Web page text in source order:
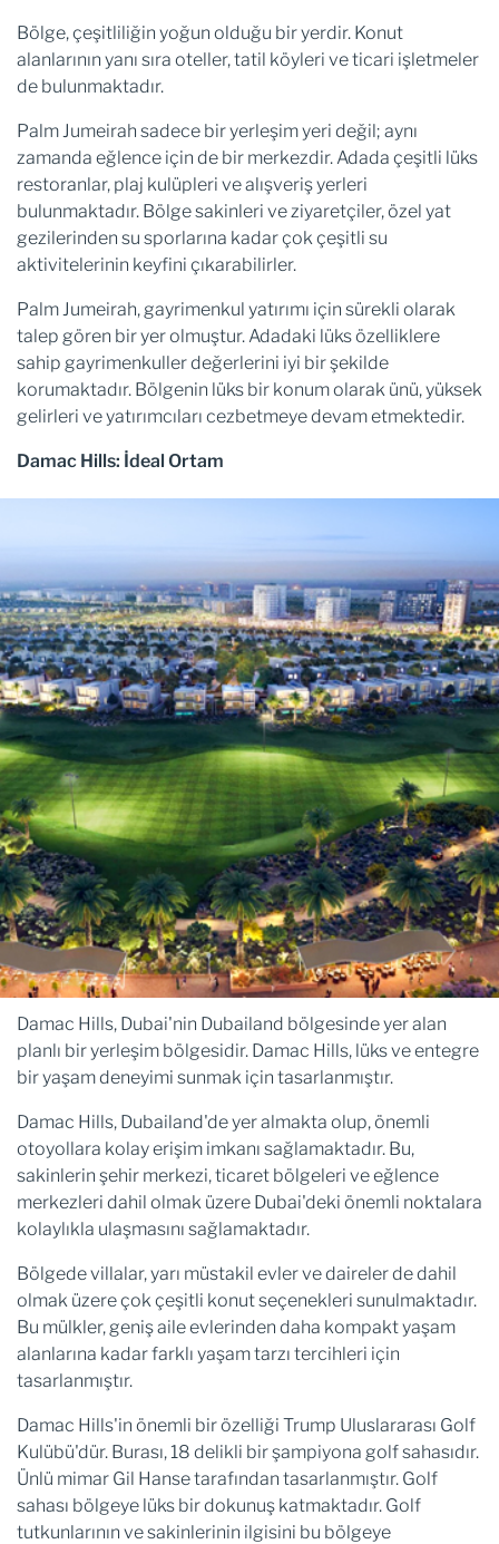
Bölge, çeşitliliğin yoğun olduğu bir yerdir. Konut
alanlarının yanı sıra oteller, tatil köyleri ve ticari işletmeler
de bulunmaktadır.
Palm Jumeirah sadece bir yerleşim yeri değil; aynı
zamanda eğlence için de bir merkezdir. Adada çeşitli lüks
restoranlar, plaj kulüpleri ve alışveriş yerleri
bulunmaktadır. Bölge sakinleri ve ziyaretçiler, özel yat
gezilerinden su sporlarına kadar çok çeşitli su
aktivitelerinin keyfini çıkarabilirler.
Palm Jumeirah, gayrimenkul yatırımı için sürekli olarak
talep gören bir yer olmuştur. Adadaki lüks özelliklere
sahip gayrimenkuller değerlerini iyi bir şekilde
korumaktadır. Bölgenin lüks bir konum olarak ünü, yüksek
gelirleri ve yatırımcıları cezbetmeye devam etmektedir.
Damac Hills: İdeal Ortam
Damac Hills, Dubai'nin Dubailand bölgesinde yer alan
planlı bir yerleşim bölgesidir. Damac Hills, lüks ve entegre
bir yaşam deneyimi sunmak için tasarlanmıştır.
Damac Hills, Dubailand'de yer almakta olup, önemli
otoyollara kolay erişim imkanı sağlamaktadır. Bu,
sakinlerin şehir merkezi, ticaret bölgeleri ve eğlence
merkezleri dahil olmak üzere Dubai'deki önemli noktalara
kolaylıkla ulaşmasını sağlamaktadır.
Bölgede villalar, yarı müstakil evler ve daireler de dahil
olmak üzere çok çeşitli konut seçenekleri sunulmaktadır.
Bu mülkler, geniş aile evlerinden daha kompakt yaşam
alanlarına kadar farklı yaşam tarzı tercihleri için
tasarlanmıştır.
Damac Hills'in önemli bir özelliği Trump Uluslararası Golf
Kulübü'dür. Burası, 18 delikli bir şampiyona golf sahasıdır.
Ünlü mimar Gil Hanse tarafından tasarlanmıştır. Golf
sahası bölgeye lüks bir dokunuş katmaktadır. Golf
tutkunlarının ve sakinlerinin ilgisini bu bölgeye